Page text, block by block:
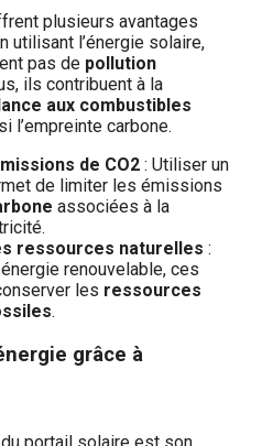
plusieurs avantages
utilisant l’énergie solaire,
pas de pollution
ils contribuent à la
aux combustibles
l’empreinte carbone.
de CO2 : Utiliser un
de limiter les émissions
associées à la
ressources naturelles :
renouvelable, ces
les ressources
.
grâce à